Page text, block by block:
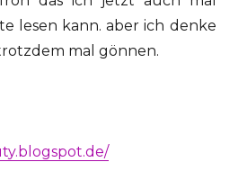
lesen kann. aber ich denke
mal gönnen.